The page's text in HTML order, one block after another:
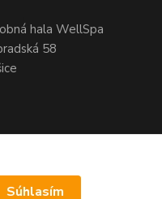
hala WellSpa
58
Súhlasím